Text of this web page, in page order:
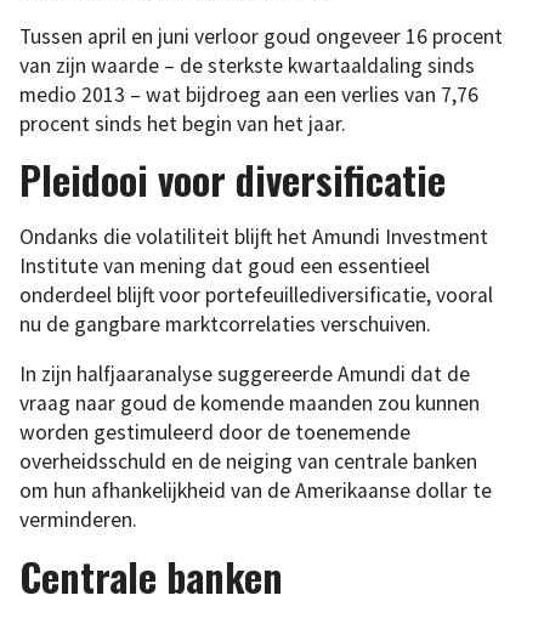
Tussen april en juni verloor goud ongeveer 16 procent
van zijn waarde – de sterkste kwartaaldaling sinds
medio 2013 – wat bijdroeg aan een verlies van 7,76
procent sinds het begin van het jaar.
Pleidooi voor diversificatie
Ondanks die volatiliteit blijft het Amundi Investment
Institute van mening dat goud een essentieel
onderdeel blijft voor portefeuillediversificatie, vooral
nu de gangbare marktcorrelaties verschuiven.
In zijn halfjaaranalyse suggereerde Amundi dat de
vraag naar goud de komende maanden zou kunnen
worden gestimuleerd door de toenemende
overheidsschuld en de neiging van centrale banken
om hun afhankelijkheid van de Amerikaanse dollar te
verminderen.
Centrale banken